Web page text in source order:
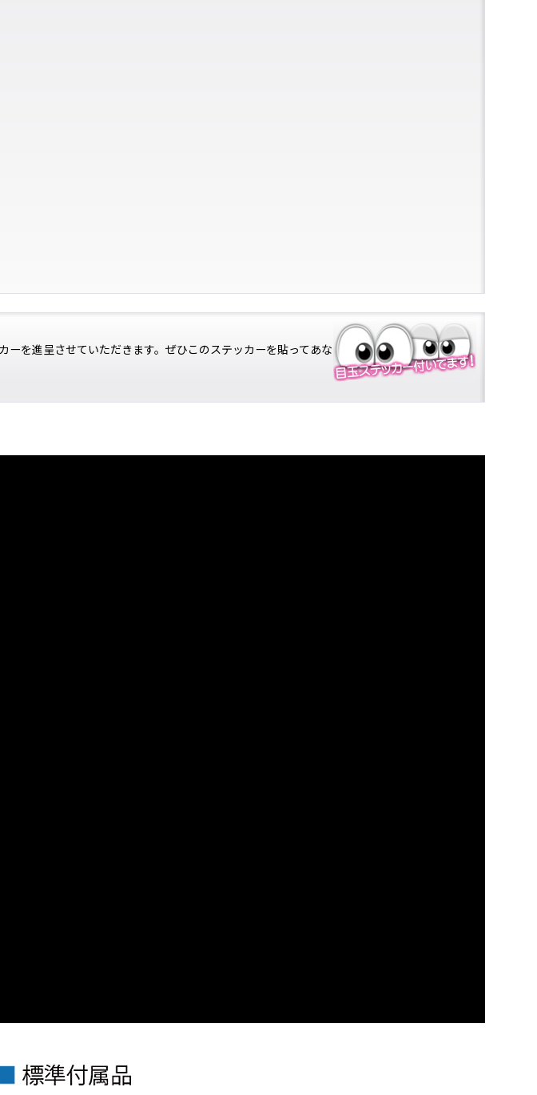
を進呈させていただきます。ぜひこのステッカーを貼ってあな